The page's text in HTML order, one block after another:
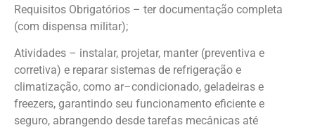
Requisitos Obrigatórios – ter documentação completa
(com dispensa militar);
Atividades – instalar, projetar, manter (preventiva e
corretiva) e reparar sistemas de refrigeração e
climatização, como ar–condicionado, geladeiras e
freezers, garantindo seu funcionamento eficiente e
seguro, abrangendo desde tarefas mecânicas até